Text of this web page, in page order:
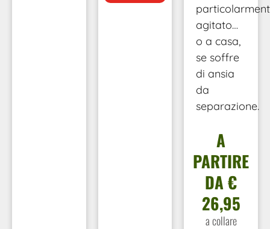
agitato…
o a casa,
se soffre
di ansia
da
separazione.
A
PARTIRE
DA €
26,95
a collare